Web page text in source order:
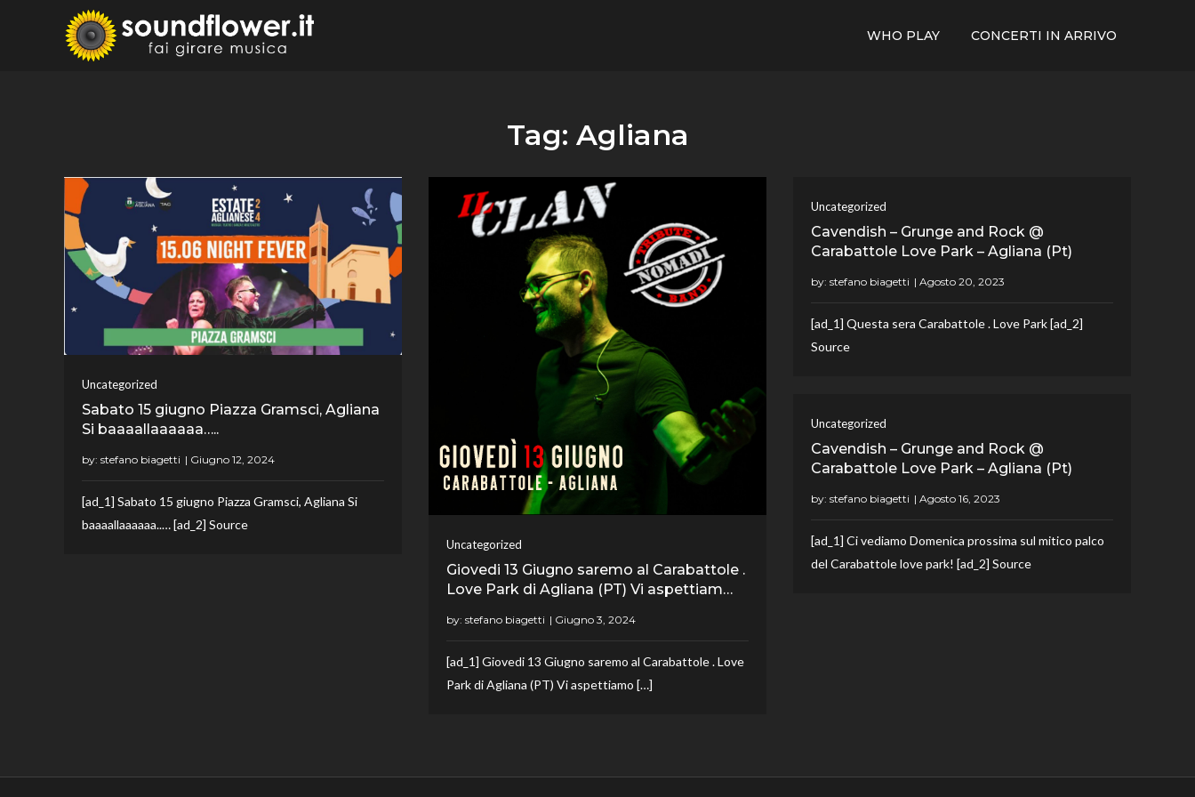
WHO PLAY CONCERTI IN ARRIVO
Tag: Agliana
Uncategorized
Sabato 15 giugno Piazza Gramsci, Agliana
Si baaaallaaaaaa…..
by: stefano biagetti
[ad_1] Sabato 15 giugno Piazza Gramsci, Agliana Si
baaaallaaaaaa..… [ad_2] Source
Uncategorized
Giovedi 13 Giugno saremo al Carabattole .
Love Park di Agliana (PT) Vi aspettiam…
by: stefano biagetti
[ad_1] Giovedi 13 Giugno saremo al Carabattole . Love
Park di Agliana (PT) Vi aspettiamo […]
Uncategorized
Cavendish – Grunge and Rock @
Carabattole Love Park – Agliana (Pt)
by: stefano biagetti
[ad_1] Questa sera Carabattole . Love Park [ad_2]
Source
Uncategorized
Cavendish – Grunge and Rock @
Carabattole Love Park – Agliana (Pt)
by: stefano biagetti
[ad_1] Ci vediamo Domenica prossima sul mitico palco
del Carabattole love park! [ad_2] Source